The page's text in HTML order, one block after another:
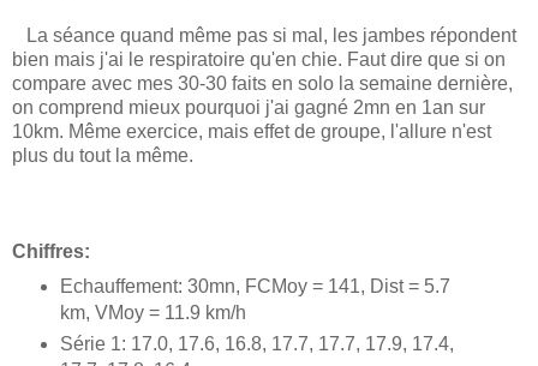
La séance quand même pas si mal, les jambes répondent
bien mais j'ai le respiratoire qu'en chie. Faut dire que si on
compare avec mes 30-30 faits en solo la semaine dernière,
on comprend mieux pourquoi j'ai gagné 2mn en 1an sur
10km. Même exercice, mais effet de groupe, l'allure n'est
plus du tout la même.
Chiffres:
Echauffement: 30mn, FCMoy = 141, Dist = 5.7
km, VMoy = 11.9 km/h
Série 1: 17.0, 17.6, 16.8, 17.7, 17.7, 17.9, 17.4,